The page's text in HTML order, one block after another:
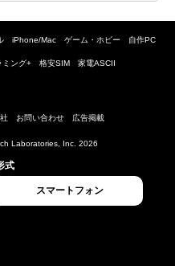
iPhone/Mac ゲーム・ホビー 自作PC
ミング+ 格安SIM 家電ASCII
お問い合わせ 広告掲載
Laboratories, Inc. 2026
式
スマートフォン